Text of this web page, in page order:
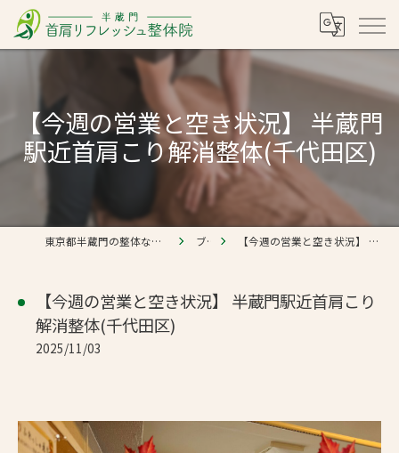
【今週の営業と空き状況】 半蔵門
駅近首肩こり解消整体(千代田区)
東京都半蔵門の整体なら半蔵門 首肩リフレッシュ整体院 ブログ 【今週の営業と空き状況】 半蔵門駅近首肩こり解消整体(千代田区)
【今週の営業と空き状況】 半蔵門駅近首肩こり
解消整体(千代田区)
2025/11/03